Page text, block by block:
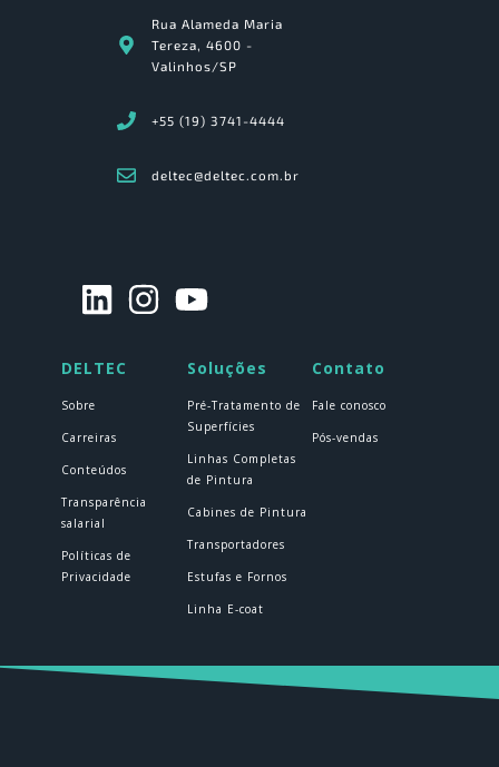
Rua Alameda Maria
Tereza, 4600 -
Valinhos/SP
+55 (19) 3741-4444
deltec@deltec.com.br
DELTEC Soluções Contato
Sobre
Carreiras
Conteúdos
Transparência
salarial
Políticas de
Privacidade
Pré-Tratamento de
Superfícies
Linhas Completas
de Pintura
Cabines de Pintura
Transportadores
Estufas e Fornos
Linha E-coat
Fale conosco
Pós-vendas